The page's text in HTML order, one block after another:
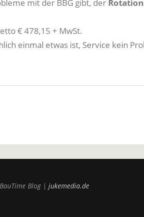
mit der BBG gibt, der
€ 478,15 + MwSt.
einmal etwas ist, Service kein
Blog | jukemedia.de